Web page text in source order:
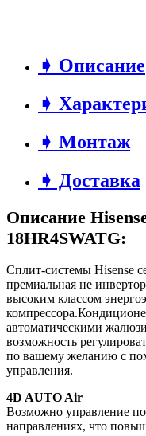
➧ Описание
➧
➧ Монтаж
➧ Доставка
Описание
18HR4SWATG:
Cплит-системы Hisense
премиальная не
высоким классом
автоматическими
возможность
по вашему желанию с
управления.
4D AUTO Air
Возможно управление
направлениях, что